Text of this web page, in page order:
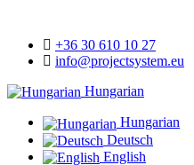
+36 30 610 10 27
info@projectsystem.eu
Hungarian
Hungarian
Deutsch
English